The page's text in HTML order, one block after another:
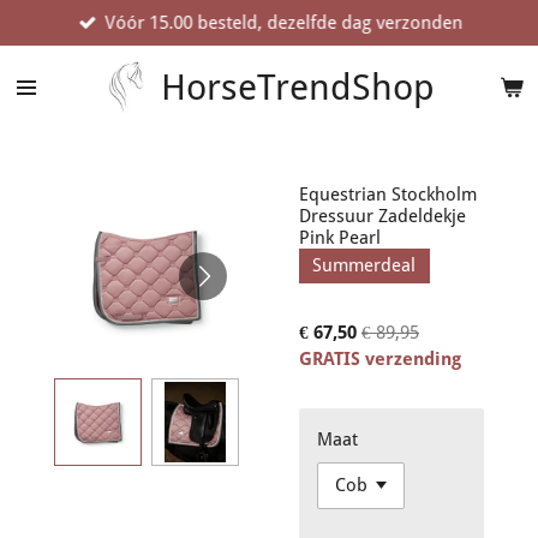
direct
naar
HorseTrendShop
Vóór 15.00 besteld, dezelfde dag verzonden
Equestrian Stockholm
Dressuur Zadeldekje
Pink Pearl
Summerdeal
€ 67,50 € 89,95
GRATIS verzending
Maat